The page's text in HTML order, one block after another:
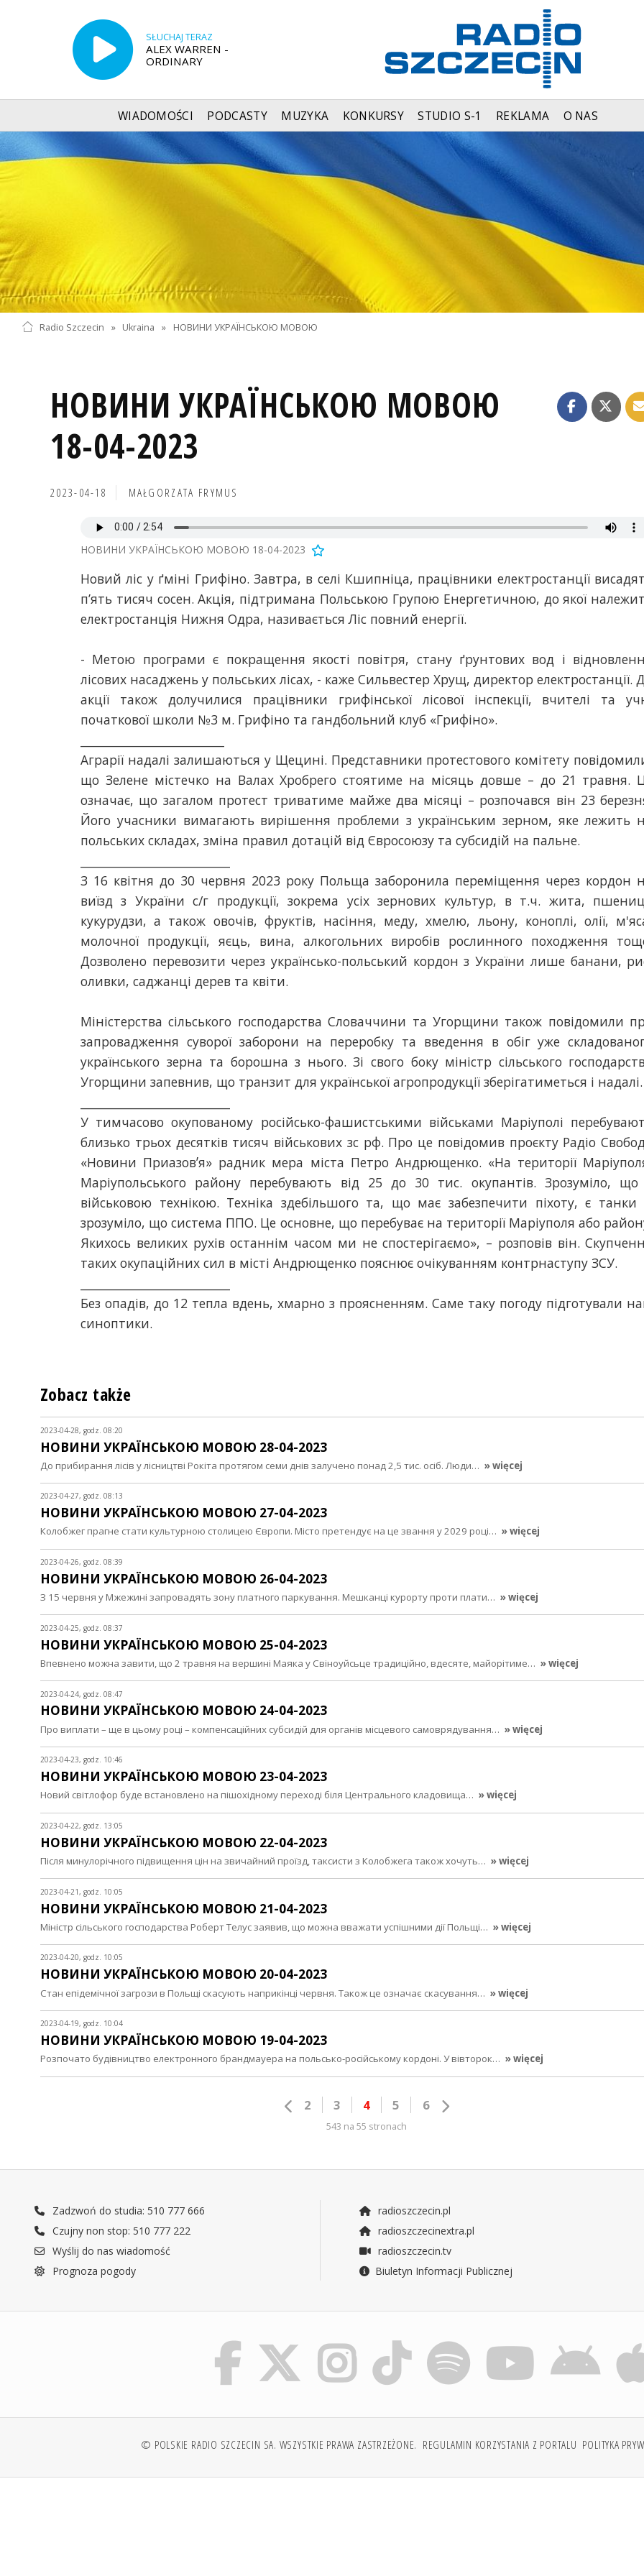
SŁUCHAJ TERAZ
ALEX WARREN -
ORDINARY
WIADOMOŚCI PODCASTY MUZYKA KONKURSY STUDIO S-1 REKLAMA O NAS
Radio Szczecin » Ukraina » НОВИНИ УКРАЇНСЬКОЮ МОВОЮ
НОВИНИ УКРАЇНСЬКОЮ МОВОЮ
18-04-2023
2023-04-18 MAŁGORZATA FRYMUS
НОВИНИ УКРАЇНСЬКОЮ МОВОЮ 18-04-2023
Новий ліс у ґміні Грифіно. Завтра, в селі Кшипніца, працівники електростанції
п’ять тисяч сосен. Акція, підтримана Польською Групою Енергетичною, до якої
електростанція Нижня Одра, називається Ліс повний енергії.
- Метою програми є покращення якості повітря, стану ґрунтових вод і
лісових насаджень у польських лісах, - каже Сильвестер Хрущ, директор електростанції.
акції також долучилися працівники грифінської лісової інспекції, вчителі та
початкової школи №3 м. Грифіно та гандбольний клуб «Грифіно».
Аграрії надалі залишаються у Щецині. Представники протестового комітету
що Зелене містечко на Валах Хробрего стоятиме на місяць довше – до 21 травня.
означає, що загалом протест триватиме майже два місяці – розпочався він 23
Його учасники вимагають вирішення проблеми з українським зерном, яке лежить
польських складах, зміна правил дотацій від Євросоюзу та субсидій на пальне.
З 16 квітня до 30 червня 2023 року Польща заборонила переміщення через кордон
виїзд з України с/г продукції, зокрема усіх зернових культур, в т.ч. жита,
кукурудзи, а також овочів, фруктів, насіння, меду, хмелю, льону, коноплі, олії,
молочної продукції, яєць, вина, алкогольних виробів рослинного походження
Дозволено перевозити через українсько-польський кордон з України лише банани,
оливки, саджанці дерев та квіти.
Міністерства сільського господарства Словаччини та Угорщини також повідомили
запровадження суворої заборони на переробку та введення в обіг уже
українського зерна та борошна з нього. Зі свого боку міністр сільського
Угорщини запевнив, що транзит для української агропродукції зберігатиметься і надалі.
У тимчасово окупованому російсько-фашистськими військами Маріуполі
близько трьох десятків тисяч військових зс рф. Про це повідомив проєкту Радіо
«Новини Приазовʼя» радник мера міста Петро Андрющенко. «На території
Маріупольського району перебувають від 25 до 30 тис. окупантів. Зрозуміло, що
військовою технікою. Техніка здебільшого та, що має забезпечити піхоту, є
зрозуміло, що система ППО. Це основне, що перебуває на території Маріуполя або
Якихось великих рухів останнім часом ми не спостерігаємо», – розповів він.
таких окупаційних сил в місті Андрющенко пояснює очікуванням контрнаступу ЗСУ.
Без опадів, до 12 тепла вдень, хмарно з проясненням. Саме таку погоду підготували
синоптики.
Zobacz także
2023-04-28, godz. 08:20
НОВИНИ УКРАЇНСЬКОЮ МОВОЮ 28-04-2023
До прибирання лісів у лісництві Рокіта протягом семи днів залучено понад 2,5 тис. осіб. Люди… » więcej
2023-04-27, godz. 08:13
НОВИНИ УКРАЇНСЬКОЮ МОВОЮ 27-04-2023
Колобжег прагне стати культурною столицею Європи. Місто претендує на це звання у 2029 році… » więcej
2023-04-26, godz. 08:39
НОВИНИ УКРАЇНСЬКОЮ МОВОЮ 26-04-2023
З 15 червня у Мжежині запровадять зону платного паркування. Мешканці курорту проти плати… » więcej
2023-04-25, godz. 08:37
НОВИНИ УКРАЇНСЬКОЮ МОВОЮ 25-04-2023
Впевнено можна завити, що 2 травня на вершині Маяка у Свіноуйсьце традиційно, вдесяте, майорітиме… » więcej
2023-04-24, godz. 08:47
НОВИНИ УКРАЇНСЬКОЮ МОВОЮ 24-04-2023
Про виплати – ще в цьому році – компенсаційних субсидій для органів місцевого самоврядування… » więcej
2023-04-23, godz. 10:46
НОВИНИ УКРАЇНСЬКОЮ МОВОЮ 23-04-2023
Новий світлофор буде встановлено на пішохідному переході біля Центрального кладовища… » więcej
2023-04-22, godz. 13:05
НОВИНИ УКРАЇНСЬКОЮ МОВОЮ 22-04-2023
Після минулорічного підвищення цін на звичайний проїзд, таксисти з Колобжега також хочуть… » więcej
2023-04-21, godz. 10:05
НОВИНИ УКРАЇНСЬКОЮ МОВОЮ 21-04-2023
Міністр сільського господарства Роберт Телус заявив, що можна вважати успішними дії Польщі… » więcej
2023-04-20, godz. 10:05
НОВИНИ УКРАЇНСЬКОЮ МОВОЮ 20-04-2023
Стан епідемічної загрози в Польщі скасують наприкінці червня. Також це означає скасування… » więcej
2023-04-19, godz. 10:04
НОВИНИ УКРАЇНСЬКОЮ МОВОЮ 19-04-2023
Розпочато будівництво електронного брандмауера на польсько-російському кордоні. У вівторок… » więcej
2 3 4 5 6
543 na 55 stronach
Zadzwoń do studia: 510 777 666
Czujny non stop: 510 777 222
Wyślij do nas wiadomość
Prognoza pogody
radioszczecin.pl
radioszczecinextra.pl
radioszczecin.tv
Biuletyn Informacji Publicznej
© POLSKIE RADIO SZCZECIN SA. WSZYSTKIE PRAWA ZASTRZEŻONE. REGULAMIN KORZYSTANIA Z PORTALU POLITYKA